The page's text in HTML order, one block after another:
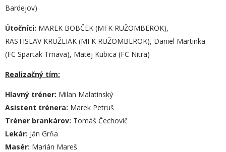
Bardejov)
Útočníci: MAREK BOBČEK (MFK RUŽOMBEROK),
RASTISLAV KRUŽLIAK (MFK RUŽOMBEROK), Daniel Martinka
(FC Spartak Trnava), Matej Kubica (FC Nitra)
Realizačný tím:
Hlavný tréner: Milan Malatinský
Asistent trénera: Marek Petruš
Tréner brankárov: Tomáš Čechovič
Lekár: Ján Grňa
Masér: Marián Mareš